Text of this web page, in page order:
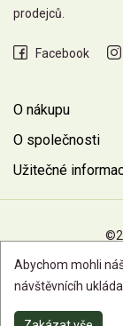
prodejců.
Facebook
O nákupu
O společnosti
Užitečné
Abychom mohli
návštěvnícíh